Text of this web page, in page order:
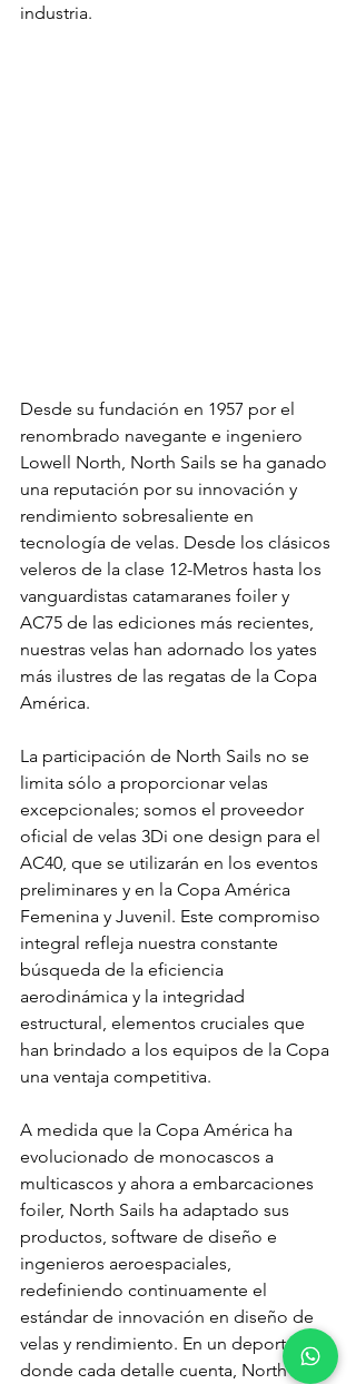
industria.
Desde su fundación en 1957 por el
renombrado navegante e ingeniero
Lowell North, North Sails se ha ganado
una reputación por su innovación y
rendimiento sobresaliente en
tecnología de velas. Desde los clásicos
veleros de la clase 12-Metros hasta los
vanguardistas catamaranes foiler y
AC75 de las ediciones más recientes,
nuestras velas han adornado los yates
más ilustres de las regatas de la Copa
América.
La participación de North Sails no se
limita sólo a proporcionar velas
excepcionales; somos el proveedor
oficial de velas 3Di one design para el
AC40, que se utilizarán en los eventos
preliminares y en la Copa América
Femenina y Juvenil. Este compromiso
integral refleja nuestra constante
búsqueda de la eficiencia
aerodinámica y la integridad
estructural, elementos cruciales que
han brindado a los equipos de la Copa
una ventaja competitiva.
A medida que la Copa América ha
evolucionado de monocascos a
multicascos y ahora a embarcaciones
foiler, North Sails ha adaptado sus
productos, software de diseño e
ingenieros aeroespaciales,
redefiniendo continuamente el
estándar de innovación en diseño de
velas y rendimiento. En un deporte
donde cada detalle cuenta, North Sails